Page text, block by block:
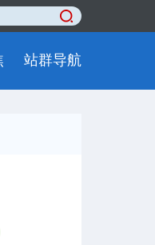
站群导航